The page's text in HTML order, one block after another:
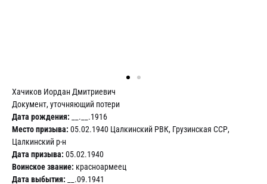
Хачиков Иордан Дмитриевич
Документ, уточняющий потери
Дата рождения: __.__.1916
Место призыва: 05.02.1940 Цалкинский РВК, Грузинская ССР,
Цалкинский р-н
Дата призыва: 05.02.1940
Воинское звание: красноармеец
Дата выбытия: __.09.1941